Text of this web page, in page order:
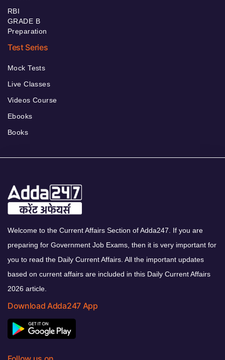
RBI
GRADE B
Preparation
Test Series
Mock Tests
Live Classes
Videos Course
Ebooks
Books
Welcome to the Current Affairs Section of Adda247. If you are
preparing for Government Job Exams, then it is very important for
you to read the Daily Current Affairs. All the important updates
based on current affairs are included in this Daily Current Affairs
2026 article.
Download Adda247 App